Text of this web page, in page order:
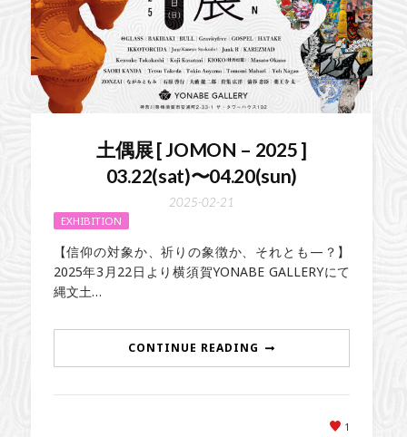
土偶展 [ JOMON – 2025 ]
03.22(sat)〜04.20(sun)
2025-02-21
EXHIBITION
【信仰の対象か、祈りの象徴か、それとも—？】
2025年3月22日より横須賀YONABE GALLERYにて
縄文土…
CONTINUE READING
1